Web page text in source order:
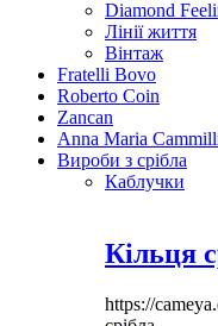
Diamond
Лінії життя
Вінтаж
Fratelli Bovo
Roberto Coin
Zancan
Anna Maria
Вироби з срібла
Каблучки
Кільця
https://